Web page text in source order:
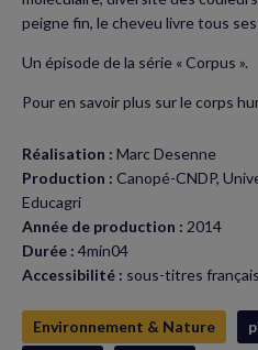
peigne fin, le cheveu livre tous
Un épisode de la série « Corpus ».
Pour en savoir plus sur le corps
Réalisation : Marc Desenne
Production : Canopé-CNDP,
Educagri
Année de production : 2014
Durée : 4min04
Accessibilité : sous-titres français
Environnement & Nature